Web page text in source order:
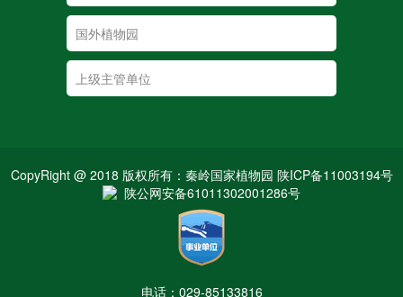
CopyRight @ 2018 版权所有：秦岭国家植物园 陕ICP备11003194号
陕公网安备61011302001286号
电话：029-85133816